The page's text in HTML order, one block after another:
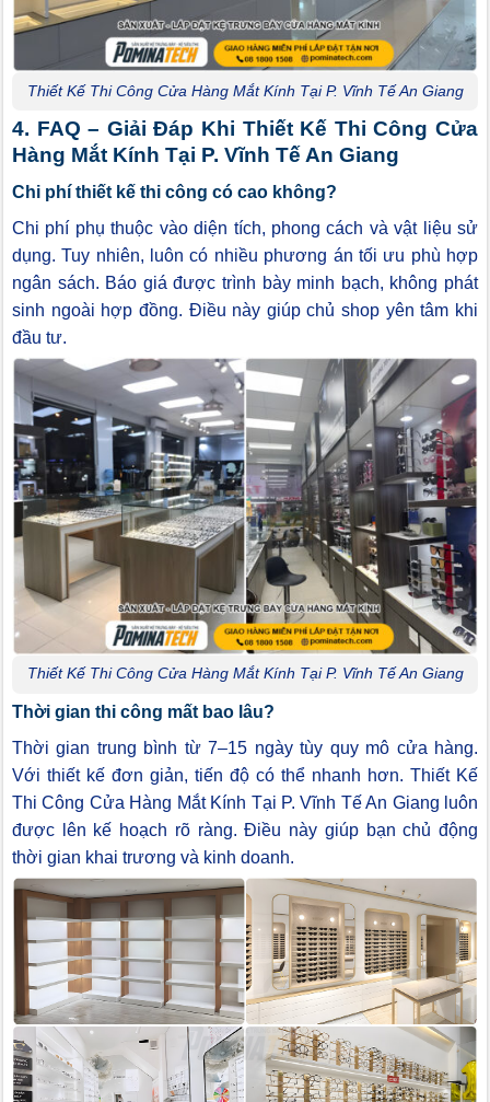
Thiết Kế Thi Công Cửa Hàng Mắt Kính Tại P. Vĩnh Tế An Giang
4. FAQ – Giải Đáp Khi Thiết Kế Thi Công Cửa
Hàng Mắt Kính Tại P. Vĩnh Tế An Giang
Chi phí thiết kế thi công có cao không?
Chi phí phụ thuộc vào diện tích, phong cách và vật liệu sử
dụng. Tuy nhiên, luôn có nhiều phương án tối ưu phù hợp
ngân sách. Báo giá được trình bày minh bạch, không phát
sinh ngoài hợp đồng. Điều này giúp chủ shop yên tâm khi
đầu tư.
Thiết Kế Thi Công Cửa Hàng Mắt Kính Tại P. Vĩnh Tế An Giang
Thời gian thi công mất bao lâu?
Thời gian trung bình từ 7–15 ngày tùy quy mô cửa hàng.
Với thiết kế đơn giản, tiến độ có thể nhanh hơn. Thiết Kế
Thi Công Cửa Hàng Mắt Kính Tại P. Vĩnh Tế An Giang luôn
được lên kế hoạch rõ ràng. Điều này giúp bạn chủ động
thời gian khai trương và kinh doanh.